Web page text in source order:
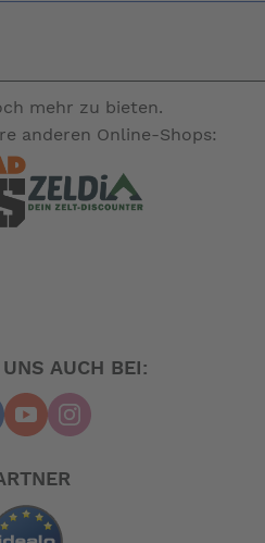
mehr zu bieten.
anderen Online-Shops:
UNS AUCH BEI: